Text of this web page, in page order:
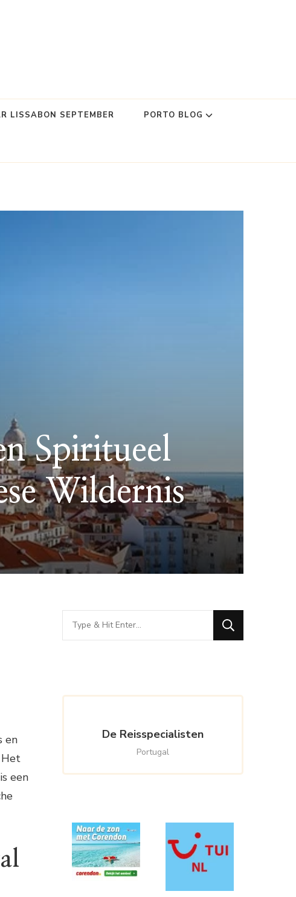
LISSABON SEPTEMBER PORTO BLOG
Spiritueel
Wildernis
en
Het
een
Looking
for
De Reisspecialisten
Portugal